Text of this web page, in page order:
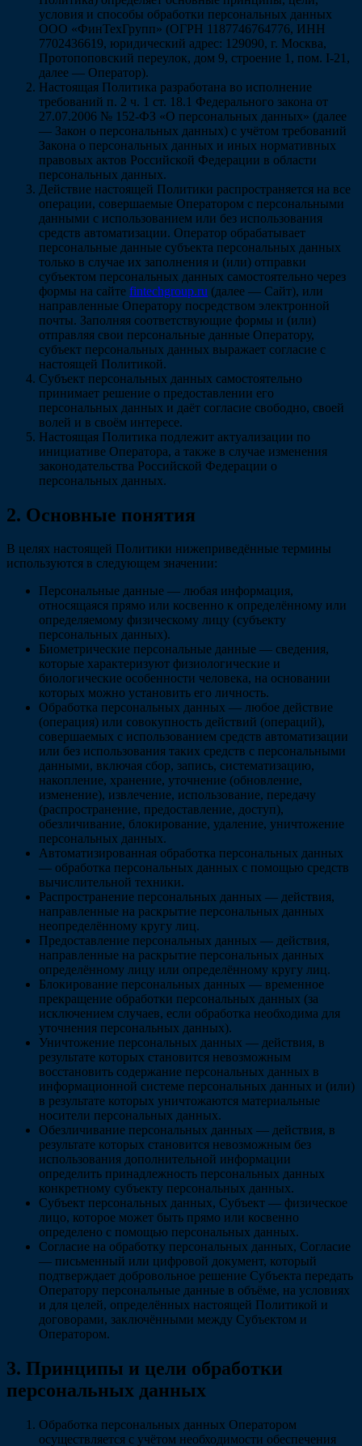
условия и способы обработки персональных данных
ООО «ФинТехГрупп» (ОГРН 1187746764776, ИНН
7702436619, юридический адрес: 129090, г. Москва,
Протопоповский переулок, дом 9, строение 1, пом. I-21,
далее — Оператор).
Настоящая Политика разработана во исполнение
требований п. 2 ч. 1 ст. 18.1 Федерального закона от
27.07.2006 № 152-ФЗ «О персональных данных» (далее
— Закон о персональных данных) с учётом требований
Закона о персональных данных и иных нормативных
правовых актов Российской Федерации в области
персональных данных.
Действие настоящей Политики распространяется на все
операции, совершаемые Оператором с персональными
данными с использованием или без использования
средств автоматизации. Оператор обрабатывает
персональные данные субъекта персональных данных
только в случае их заполнения и (или) отправки
субъектом персональных данных самостоятельно через
формы на сайте fintechgroup.ru (далее — Сайт), или
направленные Оператору посредством электронной
почты. Заполняя соответствующие формы и (или)
отправляя свои персональные данные Оператору,
субъект персональных данных выражает согласие с
настоящей Политикой.
Субъект персональных данных самостоятельно
принимает решение о предоставлении его
персональных данных и даёт согласие свободно, своей
волей и в своём интересе.
Настоящая Политика подлежит актуализации по
инициативе Оператора, а также в случае изменения
законодательства Российской Федерации о
персональных данных.
2. Основные понятия
В целях настоящей Политики нижеприведённые термины
используются в следующем значении:
Персональные данные — любая информация,
относящаяся прямо или косвенно к определённому или
определяемому физическому лицу (субъекту
персональных данных).
Биометрические персональные данные — сведения,
которые характеризуют физиологические и
биологические особенности человека, на основании
которых можно установить его личность.
Обработка персональных данных — любое действие
(операция) или совокупность действий (операций),
совершаемых с использованием средств автоматизации
или без использования таких средств с персональными
данными, включая сбор, запись, систематизацию,
накопление, хранение, уточнение (обновление,
изменение), извлечение, использование, передачу
(распространение, предоставление, доступ),
обезличивание, блокирование, удаление, уничтожение
персональных данных.
Автоматизированная обработка персональных данных
— обработка персональных данных с помощью средств
вычислительной техники.
Распространение персональных данных — действия,
направленные на раскрытие персональных данных
неопределённому кругу лиц.
Предоставление персональных данных — действия,
направленные на раскрытие персональных данных
определённому лицу или определённому кругу лиц.
Блокирование персональных данных — временное
прекращение обработки персональных данных (за
исключением случаев, если обработка необходима для
уточнения персональных данных).
Уничтожение персональных данных — действия, в
результате которых становится невозможным
восстановить содержание персональных данных в
информационной системе персональных данных и (или)
в результате которых уничтожаются материальные
носители персональных данных.
Обезличивание персональных данных — действия, в
результате которых становится невозможным без
использования дополнительной информации
определить принадлежность персональных данных
конкретному субъекту персональных данных.
Субъект персональных данных, Субъект — физическое
лицо, которое может быть прямо или косвенно
определено с помощью персональных данных.
Согласие на обработку персональных данных, Согласие
— письменный или цифровой документ, который
подтверждает добровольное решение Субъекта передать
Оператору персональные данные в объёме, на условиях
и для целей, определённых настоящей Политикой и
договорами, заключёнными между Субъектом и
Оператором.
3. Принципы и цели обработки
персональных данных
Обработка персональных данных Оператором
осуществляется с учётом необходимости обеспечения